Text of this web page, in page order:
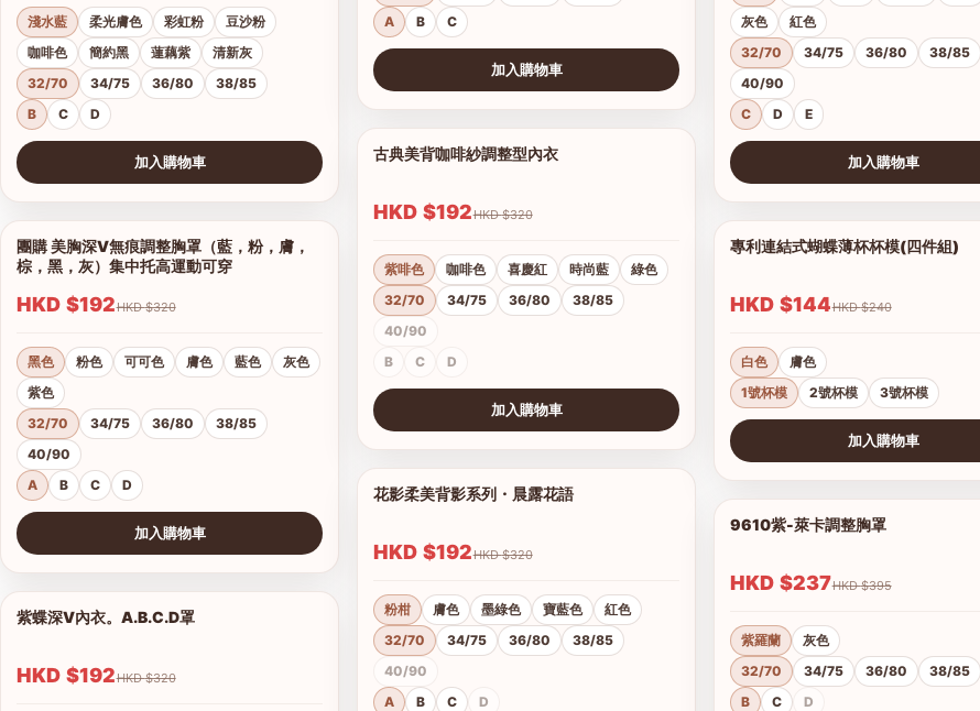
淺水藍 柔光膚色 彩虹粉
豆沙粉
咖啡色
簡約黑 蓮藕紫
清新灰
32/70
34/75 36/80
38/85
B
C D
加入購物車
1/17
團購 美胸深V無痕調整胸罩（藍，粉，膚，
棕，黑，灰）集中托高運動可穿
HKD $192 HKD $320
黑色 粉色 可可色 膚色 藍色
灰色
紫色
32/70
34/75 36/80
38/85
40/90
A
B C D
加入購物車
紫蝶深V內衣。A.B.C.D罩
HKD $192 HKD $320
A
B C
加入購物車
古典美背咖啡紗調整型內衣
HKD $192 HKD $320
紫啡色 咖啡色 喜慶紅 時尚藍
綠色
32/70
34/75 36/80
38/85
40/90
B
C D
加入購物車
花影柔美背影系列・晨露花語
HKD $192 HKD $320
粉柑 膚色 墨綠色 寶藍色
紅色
32/70
34/75 36/80
38/85
40/90
A
B C D
灰色
紅色
32/70
34/75 36/80
38/85
40/90
C
D E
加入購物車
專利連結式蝴蝶薄杯杯模(四件組)
HKD $144 HKD $240
白色
膚色
1號杯模
2號杯模 3號杯模
加入購物車
9610紫-萊卡調整胸罩
HKD $237 HKD $395
紫羅蘭
灰色
32/70
34/75 36/80
38/85
B
C D